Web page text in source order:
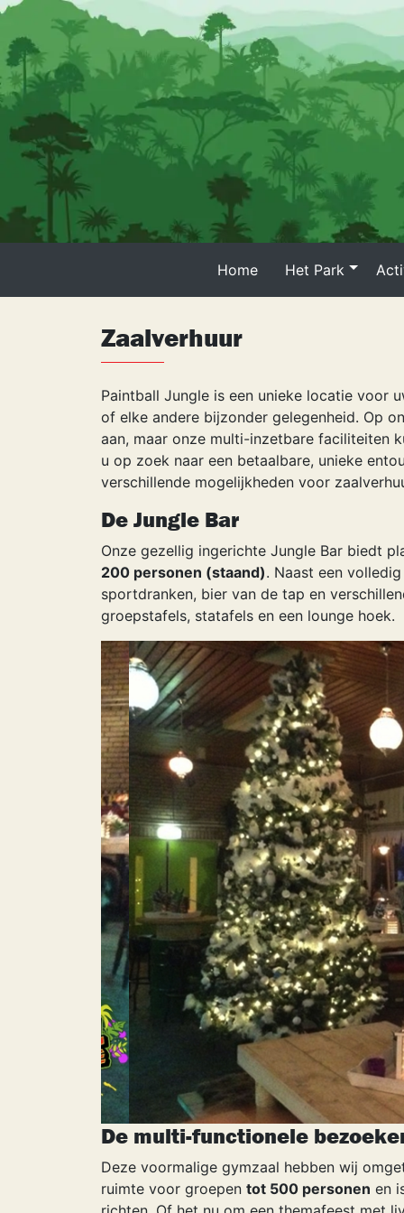
Skip
content
Home Het Park
Zaalverhuur
Paintball Jungle is een unieke locatie voor
of elke andere bijzonder gelegenheid. Op
aan, maar onze multi-inzetbare faciliteiten
u op zoek naar een betaalbare, unieke
verschillende mogelijkheden voor
De Jungle Bar
Onze gezellig ingerichte Jungle Bar biedt
200 personen (staand). Naast een
sportdranken, bier van de tap en
groepstafels, statafels en een lounge hoek.
De multi-functionele
Deze voormalige gymzaal hebben wij
ruimte voor groepen tot 500 personen en